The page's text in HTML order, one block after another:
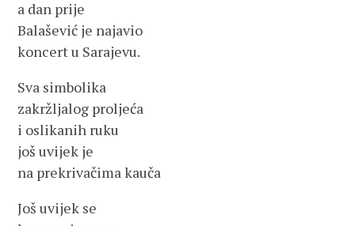
a dan prije
Balašević je najavio
koncert u Sarajevu.
Sva simbolika
zakržljalog proljeća
i oslikanih ruku
još uvijek je
na prekrivačima kauča
Još uvijek se